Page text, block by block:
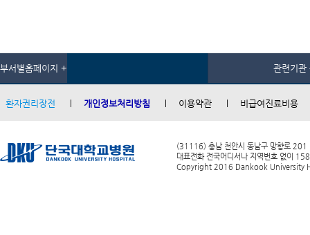
부서별홈페이지 + 관련기관
환자권리장전 개인정보처리방침 이용약관 비급여진료비용
(31116) 충남 천안시 동남구 망향로 201
대표전화 전국어디서나 지역번호 없이
Copyright 2016 Dankook University